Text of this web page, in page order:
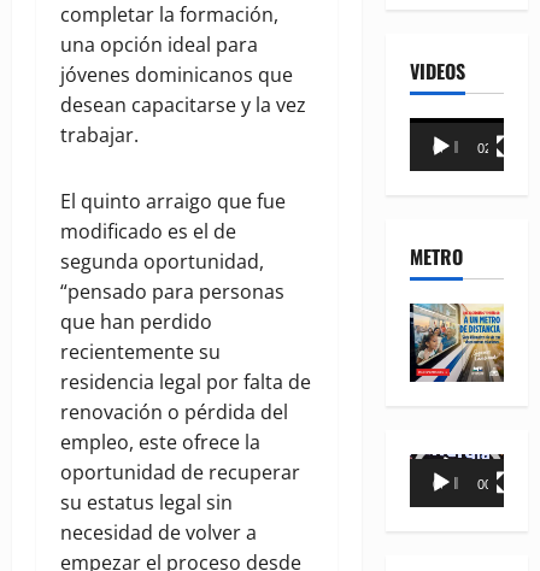
completar la formación,
una opción ideal para
jóvenes dominicanos que
desean capacitarse y la vez
trabajar.
El quinto arraigo que fue
modificado es el de
segunda oportunidad,
“pensado para personas
que han perdido
recientemente su
residencia legal por falta de
renovación o pérdida del
empleo, este ofrece la
oportunidad de recuperar
su estatus legal sin
necesidad de volver a
empezar el proceso desde
VIDEOS
Reproductor
00:00 02:18
METRO
Reproductor
00:00 00:35